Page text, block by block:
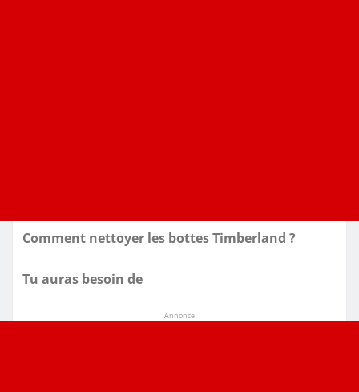
Comment nettoyer les bottes Timberland ?
Tu auras besoin de
Annonce